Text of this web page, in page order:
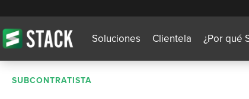
Soluciones Clientela ¿Por qué
SUBCONTRATISTA